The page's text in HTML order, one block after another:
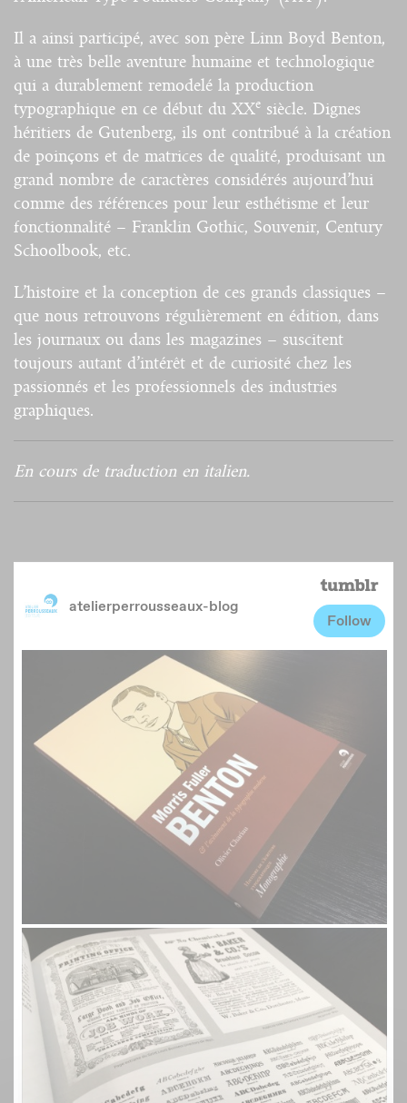
Il a ainsi participé, avec son père Linn Boyd Benton,
à une très belle aventure humaine et technologique
qui a durablement remodelé la production
typographique en ce début du XXe siècle. Dignes
héritiers de Gutenberg, ils ont contribué à la création
de poinçons et de matrices de qualité, produisant un
grand nombre de caractères considérés aujourd’hui
comme des références pour leur esthétisme et leur
fonctionnalité – Franklin Gothic, Souvenir, Century
Schoolbook, etc.
L’histoire et la conception de ces grands classiques –
que nous retrouvons régulièrement en édition, dans
les journaux ou dans les magazines – suscitent
toujours autant d’intérêt et de curiosité chez les
passionnés et les professionnels des industries
graphiques.
En cours de traduction en italien.